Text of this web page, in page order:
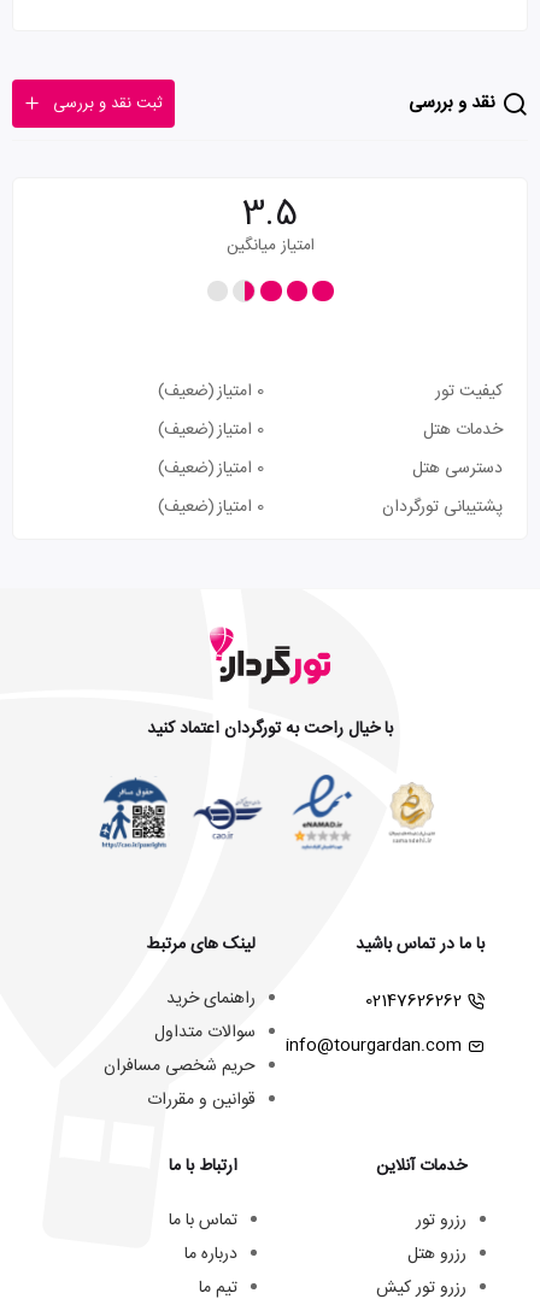
نقد و بررسی ثبت نقد و بررسی
3.5
امتیاز میانگین
کیفیت تور 0 امتیاز
(ضعیف)
خدمات هتل
0 امتیاز
(ضعیف)
دسترسی هتل
0 امتیاز
(ضعیف)
پشتیبانی تورگردان
0 امتیاز (ضعیف)
با خیال راحت به تورگردان اعتماد کنید
با ما در تماس باشید
02147626262
info@tourgardan.com
خدمات آنلاین
رزرو تور
رزرو هتل
رزرو تور کیش
لینک های مرتبط
راهنمای خرید
سوالات متداول
حریم شخصی مسافران
قوانین و مقررات
ارتباط با ما
تماس با ما
درباره ما
تیم ما